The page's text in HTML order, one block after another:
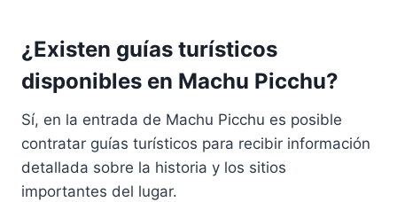
¿Existen guías turísticos
disponibles en Machu Picchu?
Sí, en la entrada de Machu Picchu es posible
contratar guías turísticos para recibir información
detallada sobre la historia y los sitios
importantes del lugar.